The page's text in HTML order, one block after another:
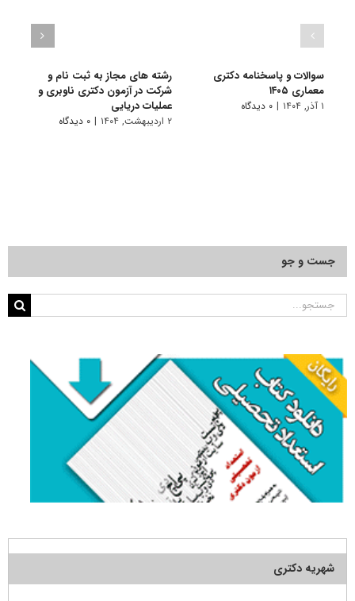
سوالات و پاسخنامه دکتری
معماری ۱۴۰۵
۱ آذر, ۱۴۰۴ | ۰ دیدگاه
رشته های مجاز به ثبت نام و
شرکت در آزمون دکتری ناوبری و
عملیات دریایی
۲ اردیبهشت, ۱۴۰۴ | ۰ دیدگاه
جست و جو
جستجو
شهریه دکتری